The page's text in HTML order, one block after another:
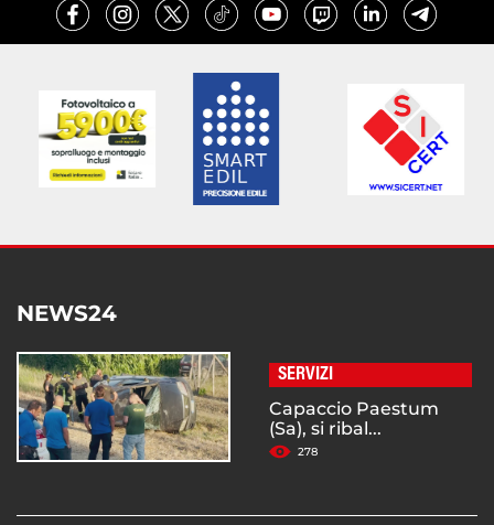
NEWS24
SERVIZI
Capaccio Paestum
(Sa), si ribal...
278